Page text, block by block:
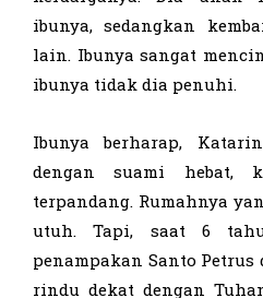
ibunya, sedangkan
lain. Ibunya sangat
ibunya tidak dia penuhi.
Ibunya berharap,
dengan suami hebat,
terpandang. Rumahnya
utuh. Tapi, saat 6
penampakan Santo Petrus
rindu dekat dengan